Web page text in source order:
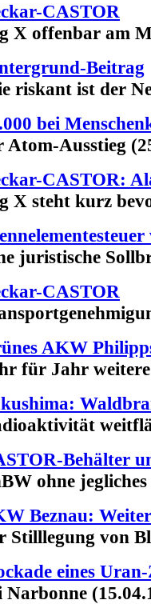
CASTOR
offenbar am
Beitrag
ist der
bei
Ausstieg
CASTOR:
steht kurz
CASTOR
AKW
Jahr weitere
Behälter
ohne jegliches
Beznau:
von
eines